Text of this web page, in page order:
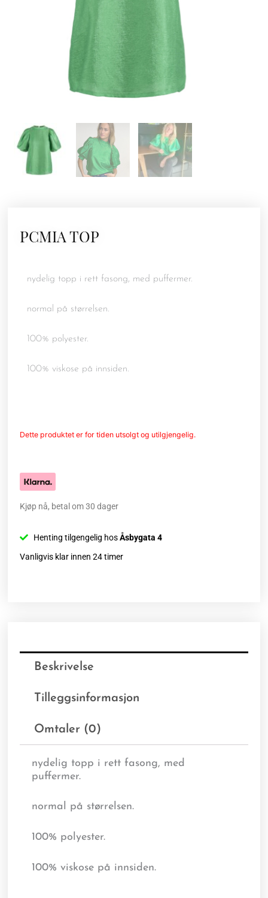
PCMIA TOP
nydelig topp i rett fasong, med puffermer.
normal på størrelsen.
100% polyester.
100% viskose på innsiden.
Dette produktet er for tiden utsolgt og utilgjengelig.
Kjøp nå, betal om 30 dager
Henting tilgengelig hosÅsbygata 4
Vanligvis klar innen 24 timer
Beskrivelse
Tilleggsinformasjon
Omtaler (0)
nydelig topp i rett fasong, med
puffermer.
normal på størrelsen.
100% polyester.
100% viskose på innsiden.